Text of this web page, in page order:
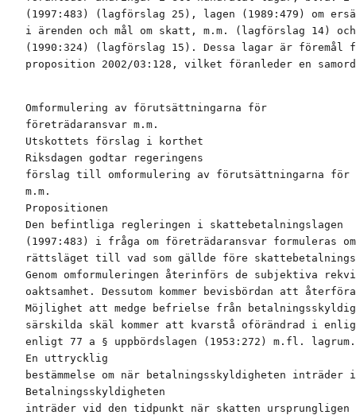
(1997:483) (lagförslag 25), lagen (1989:479) om
i ärenden och mål om skatt, m.m. (lagförslag 14)
(1990:324) (lagförslag 15). Dessa lagar är föremål